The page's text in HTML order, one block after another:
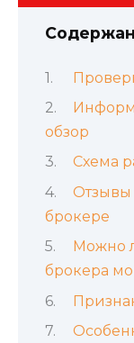
обзор
Схема
Отзывы
брокере
Можно
брокера